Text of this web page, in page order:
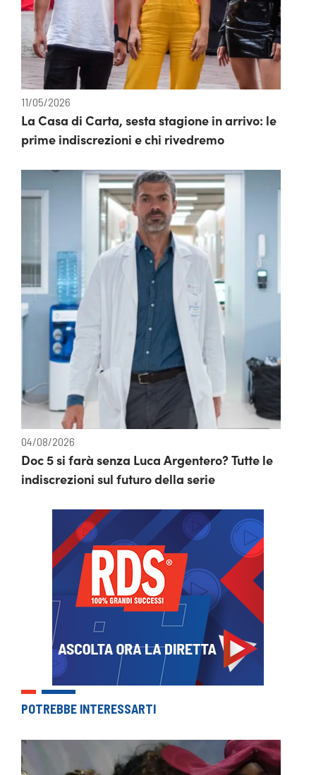
11/05/2026
La Casa di Carta, sesta stagione in arrivo: le
prime indiscrezioni e chi rivedremo
04/08/2026
Doc 5 si farà senza Luca Argentero? Tutte le
indiscrezioni sul futuro della serie
POTREBBE INTERESSARTI